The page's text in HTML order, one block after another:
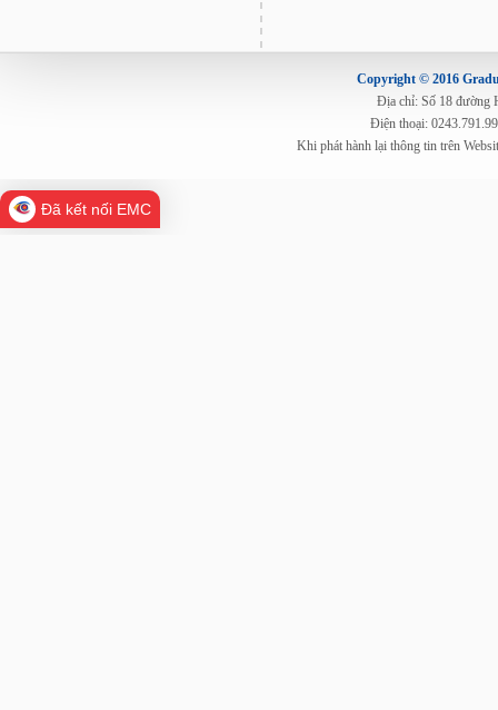
Copyright © 2016
Địa chỉ: Số 18 đường
Điện thoại:
Khi phát hành lại thông tin trên
Đã kết nối EMC